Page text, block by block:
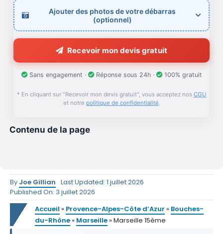
Ajouter des photos de votre débarras
(optionnel)
Recevoir mon devis gratuit
Sans engagement · Réponse sous 24h · 100% gratuit
* En cliquant sur "Recevoir mon devis gratuit", vous acceptez nos CGU
et notre politique de confidentialité.
Contenu de la page
By Joe Gillian Last Updated: 1 juillet 2026
Published On: 3 juillet 2026
Accueil » Provence-Alpes-Côte d’Azur » Bouches-
du-Rhône » Marseille »Marseille 15ème